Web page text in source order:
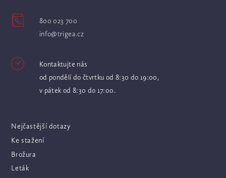
800 023 700
info@trigea.cz
Kontaktujte nás
od pondělí do čtvrtku od 8:30 do 19:00,
v pátek od 8:30 do 17:00.
Nejčastější dotazy
Ke stažení
Brožura
Leták